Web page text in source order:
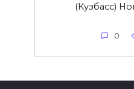
(Кузбасс)
0